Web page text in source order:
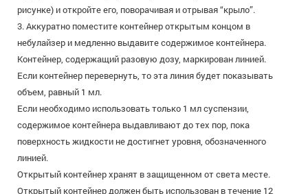
рисунке) и откройте его, поворачивая и отрывая “крыло”.
3. Аккуратно поместите контейнер открытым концом в
небулайзер и медленно выдавите содержимое контейнера.
Контейнер, содержащий разовую дозу, маркирован линией.
Если контейнер перевернуть, то эта линия будет показывать
объем, равный 1 мл.
Если необходимо использовать только 1 мл суспензии,
содержимое контейнера выдавливают до тех пор, пока
поверхность жидкости не достигнет уровня, обозначенного
линией.
Открытый контейнер хранят в защищенном от света месте.
Открытый контейнер должен быть использован в течение 12